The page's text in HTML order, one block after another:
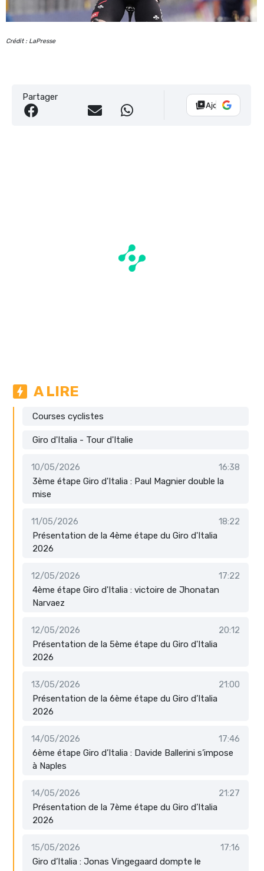
Crédit : LaPresse
Partager
Ajouter Vélo
A LIRE
Courses cyclistes
Giro d'Italia - Tour d'Italie
10/05/2026
16:38
3ème étape Giro d'Italia : Paul Magnier double la
mise
11/05/2026
18:22
Présentation de la 4ème étape du Giro d'Italia
2026
12/05/2026
17:22
4ème étape Giro d'Italia : victoire de Jhonatan
Narvaez
12/05/2026
20:12
Présentation de la 5ème étape du Giro d'Italia
2026
13/05/2026
21:00
Présentation de la 6ème étape du Giro d’Italia
2026
14/05/2026
17:46
6ème étape Giro d’Italia : Davide Ballerini s’impose
à Naples
14/05/2026
21:27
Présentation de la 7ème étape du Giro d’Italia
2026
15/05/2026
17:16
Giro d’Italia : Jonas Vingegaard dompte le